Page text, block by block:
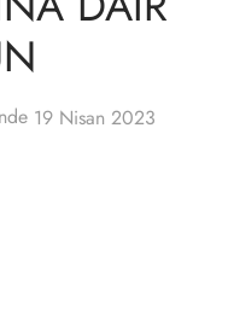
19 Nisan 2023